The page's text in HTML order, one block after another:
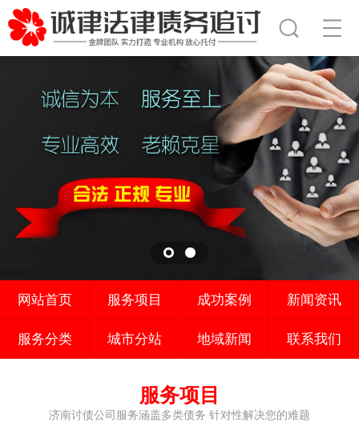
网站首页 服务项目 成功案例 新闻资讯
服务分类 城市分站 地域新闻 联系我们
服务项目
济南讨债公司服务涵盖多类债务 针对性解决您的难题